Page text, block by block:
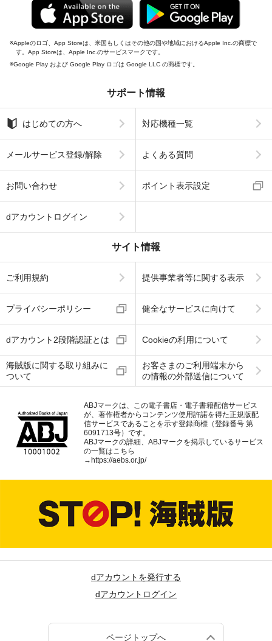
Appleのロゴ、App Storeは、米国もしくはその他の国や地域におけるApple Inc.の商標で
す。App Storeは、Apple Inc.のサービスマークです。
Google Play および Google Play ロゴは Google LLC の商標です。
サポート情報
はじめての方へ 対応機種一覧
メールサービス登録/解除 よくある質問
お問い合わせ ポイント表示設定
dアカウントログイン
サイト情報
ご利用規約 提供事業者等に関する表示
プライバシーポリシー 健全なサービスに向けて
dアカウント2段階認証とは Cookieの利用について
海賊版に関する取り組みに
ついて
お客さまのご利用端末から
の情報の外部送信について
ABJマークは、この電子書店・電子書籍配信サービス
が、著作権者からコンテンツ使用許諾を得た正規版配
信サービスであることを示す登録商標（登録番号 第
6091713号）です。
ABJマークの詳細、ABJマークを掲示しているサービス
の一覧はこちら
→ https://aebs.or.jp/
dアカウントを発行する
dアカウントログイン
ページトップへ